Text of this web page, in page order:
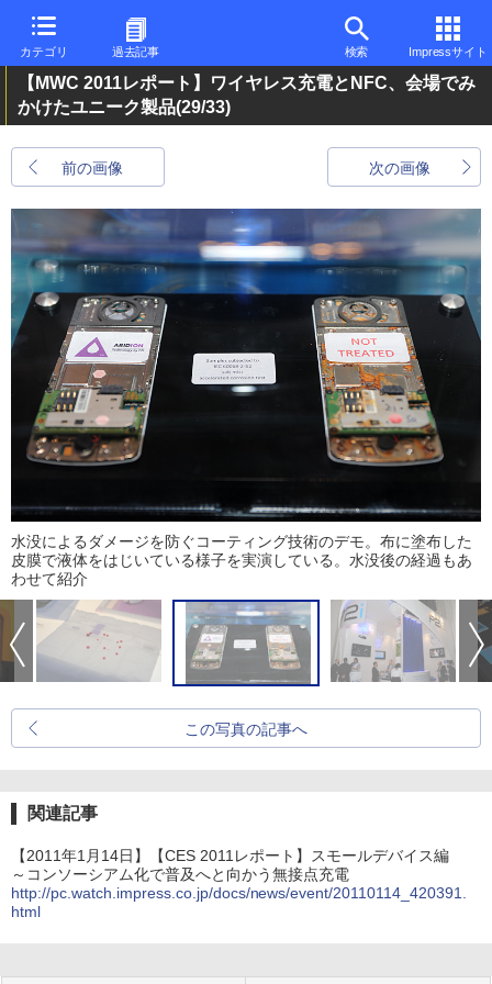
カテゴリ 過去記事 検索 Impressサイト
【MWC 2011レポート】ワイヤレス充電とNFC、会場でみ
かけたユニーク製品(29/33)
前の画像 次の画像
水没によるダメージを防ぐコーティング技術のデモ。布に塗布した
皮膜で液体をはじいている様子を実演している。水没後の経過もあ
わせて紹介
この写真の記事へ
関連記事
【2011年1月14日】【CES 2011レポート】スモールデバイス編
～コンソーシアム化で普及へと向かう無接点充電
http://pc.watch.impress.co.jp/docs/news/event/20110114_420391.
html